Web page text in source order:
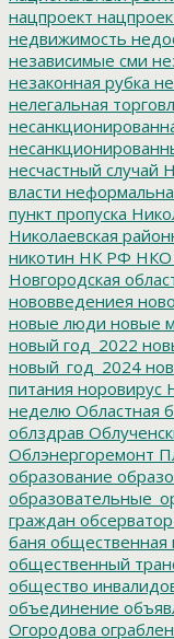
нацпроект
недвижимость
независимые сми
незаконная рубка
нелегальная
несчастный случай
власти
пункт пропуска
Николаевская
никотин НК РФ НКО
Новгородская
нововведениея
новые люди новые
новый год_2022
новый_год_2024
питания норовирус
неделю Областная
облздрав
Облэнергоремонт
образование
граждан обсерватор
баня общественная
общественный
общество
объединение
Огородова